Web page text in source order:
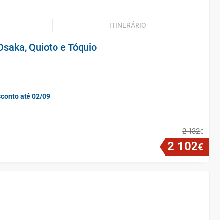
ITINERÁRIO
Quioto e Tóquio
até 02/09
2 132€
2 102€